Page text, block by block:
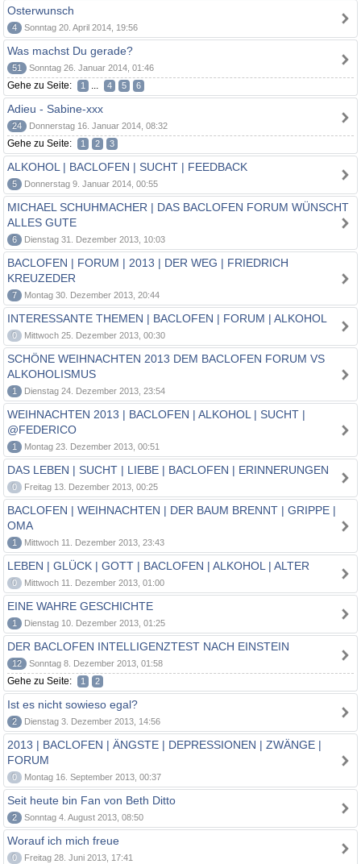
Osterwunsch
4 Sonntag 20. April 2014, 19:56
Was machst Du gerade?
51 Sonntag 26. Januar 2014, 01:46
Gehe zu Seite: 1 ... 4 5 6
Adieu - Sabine-xxx
24 Donnerstag 16. Januar 2014, 08:32
Gehe zu Seite: 1 2 3
ALKOHOL | BACLOFEN | SUCHT | FEEDBACK
5 Donnerstag 9. Januar 2014, 00:55
MICHAEL SCHUHMACHER | DAS BACLOFEN FORUM WÜNSCHT
ALLES GUTE
6 Dienstag 31. Dezember 2013, 10:03
BACLOFEN | FORUM | 2013 | DER WEG | FRIEDRICH
KREUZEDER
7 Montag 30. Dezember 2013, 20:44
INTERESSANTE THEMEN | BACLOFEN | FORUM | ALKOHOL
0 Mittwoch 25. Dezember 2013, 00:30
SCHÖNE WEIHNACHTEN 2013 DEM BACLOFEN FORUM VS
ALKOHOLISMUS
1 Dienstag 24. Dezember 2013, 23:54
WEIHNACHTEN 2013 | BACLOFEN | ALKOHOL | SUCHT |
@FEDERICO
1 Montag 23. Dezember 2013, 00:51
DAS LEBEN | SUCHT | LIEBE | BACLOFEN | ERINNERUNGEN
0 Freitag 13. Dezember 2013, 00:25
BACLOFEN | WEIHNACHTEN | DER BAUM BRENNT | GRIPPE |
OMA
1 Mittwoch 11. Dezember 2013, 23:43
LEBEN | GLÜCK | GOTT | BACLOFEN | ALKOHOL | ALTER
0 Mittwoch 11. Dezember 2013, 01:00
EINE WAHRE GESCHICHTE
1 Dienstag 10. Dezember 2013, 01:25
DER BACLOFEN INTELLIGENZTEST NACH EINSTEIN
12 Sonntag 8. Dezember 2013, 01:58
Gehe zu Seite: 1 2
Ist es nicht sowieso egal?
2 Dienstag 3. Dezember 2013, 14:56
2013 | BACLOFEN | ÄNGSTE | DEPRESSIONEN | ZWÄNGE |
FORUM
0 Montag 16. September 2013, 00:37
Seit heute bin Fan von Beth Ditto
2 Sonntag 4. August 2013, 08:50
Worauf ich mich freue
0 Freitag 28. Juni 2013, 17:41